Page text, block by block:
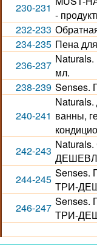
230-231
-
232-233
234-235 Пена
236-237
мл.
238-239 Senses.
240-241 ванны,
242-243
244-245 Senses.
ТРИ-
246-247 Senses.
ТРИ-